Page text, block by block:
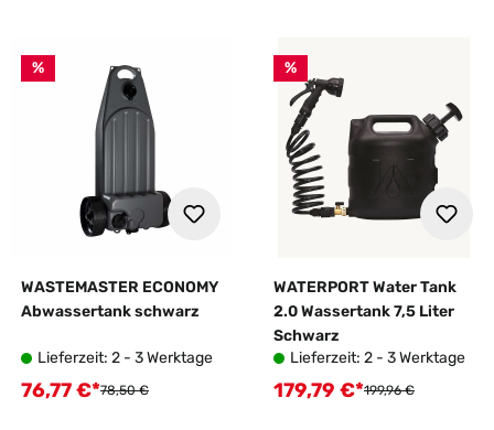
%
WASTEMASTER ECONOMY
Abwassertank schwarz
Lieferzeit: 2 - 3 Werktage
Verkaufspreis:
76,77 €*Regulärer Preis:
78,50 €
%
WATERPORT Water Tank
2.0 Wassertank 7,5 Liter
Schwarz
Lieferzeit: 2 - 3 Werktage
Verkaufspreis:
179,79 €*Regulärer Preis:
199,96 €